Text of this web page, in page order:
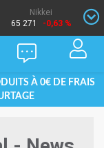
Nikkei
65 271
-0,63 %
À 0€ DE FRAIS